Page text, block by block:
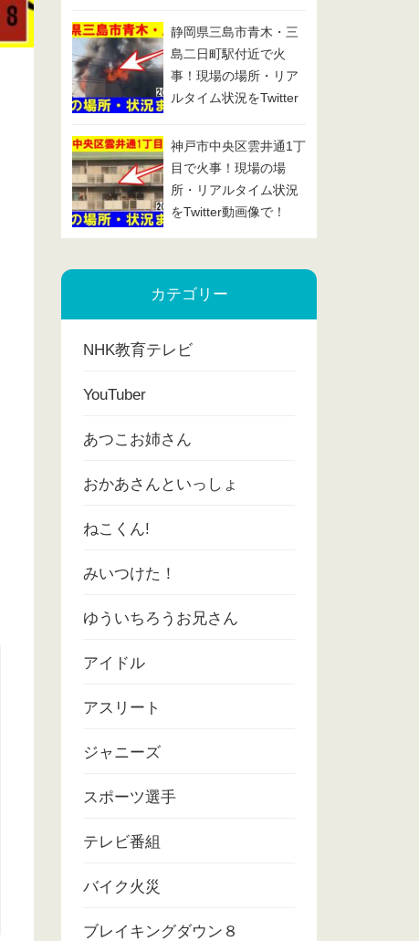
静岡県三島市青木・三
島二日町駅付近で火
事！現場の場所・リア
ルタイム状況をTwitter
神戸市中央区雲井通1丁
目で火事！現場の場
所・リアルタイム状況
をTwitter動画像で！
カテゴリー
NHK教育テレビ
YouTuber
あつこお姉さん
おかあさんといっしょ
ねこくん!
みいつけた！
ゆういちろうお兄さん
アイドル
アスリート
ジャニーズ
スポーツ選手
テレビ番組
バイク火災
ブレイキングダウン８